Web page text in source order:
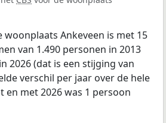
woonplaats Ankeveen is met 15
van 1.490 personen in 2013
2026 (dat is een stijging van
verschil per jaar over de hele
en met 2026 was 1 persoon